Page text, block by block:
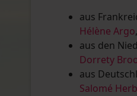
aus
Hélène Argo,
aus den
Dorrety
aus
Salomé